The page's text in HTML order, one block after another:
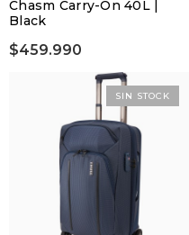
Chasm Carry-On 40L |
Black
$459.990
SIN STOCK